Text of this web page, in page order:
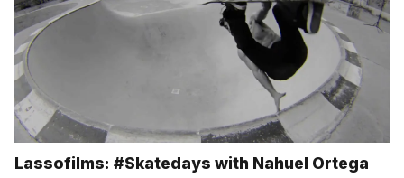
Lassofilms: #Skatedays with Nahuel Ortega